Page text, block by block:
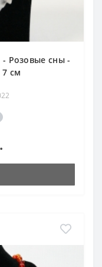
- Розовые сны -
7 см